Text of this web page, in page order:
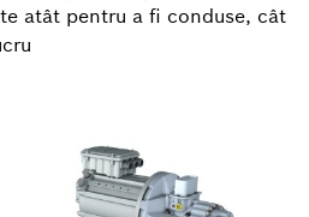
atât pentru a fi conduse, cât